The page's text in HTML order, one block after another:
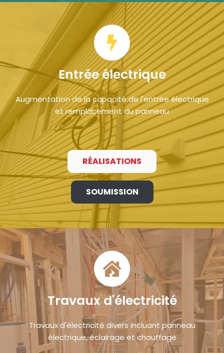
Entrée électrique
Augmentation de la capacité de l'entrée électrique
et remplacement du panneau
RÉALISATIONS
SOUMISSION
Travaux d'électricité
Travaux d'électricité divers incluant panneau
électrique, éclairage et chauffage